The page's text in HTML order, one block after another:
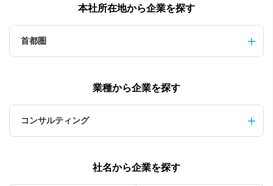
本社所在地から企業を探す
首都圏
業種から企業を探す
コンサルティング
社名から企業を探す